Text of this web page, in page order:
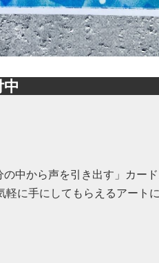
中から声を引き出す」カード
に手にしてもらえるアート